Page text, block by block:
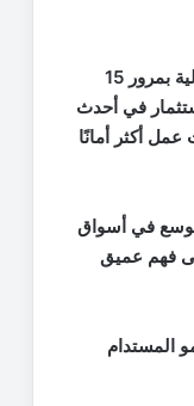
بمرور 15
في أحدث
عمل أكثر أمانًا
في أسواق
فهم عميق
المستدام